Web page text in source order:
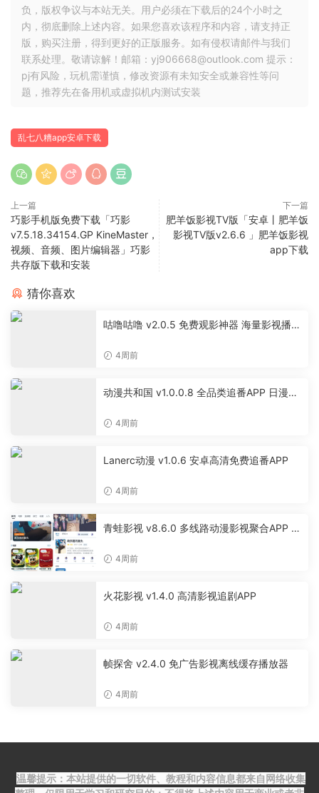
负，版权争议与本站无关。用户必须在下载后的24个小时之
内，彻底删除上述内容。如果您喜欢该程序和内容，请支持正
版，购买注册，得到更好的正版服务。如有侵权请邮件与我们
联系处理。敬请谅解！邮箱：yj906668@outlook.com 提示：
pj有风险，玩机需谨慎，修改资源有未知安全或兼容性等问
题，推荐先在备用机或虚拟机内测试安装
乱七八糟app安卓下载
上一篇
巧影手机版免费下载「巧影
v7.5.18.34154.GP KineMaster，
视频、音频、图片编辑器」巧影
共存版下载和安装
下一篇
肥羊饭影视TV版「安卓丨肥羊饭
影视TV版v2.6.6 」肥羊饭影视
app下载
猜你喜欢
咕噜咕噜 v2.0.5 免费观影神器 海量影视播放
4周前
动漫共和国 v1.0.0.8 全品类追番APP 日漫国
4周前
Lanerc动漫 v1.0.6 安卓高清免费追番APP
4周前
青蛙影视 v8.6.0 多线路动漫影视聚合APP 免
4周前
火花影视 v1.4.0 高清影视追剧APP
4周前
帧探舍 v2.4.0 免广告影视离线缓存播放器
4周前
温馨提示：本站提供的一切软件、教程和内容信息都来自网络收集